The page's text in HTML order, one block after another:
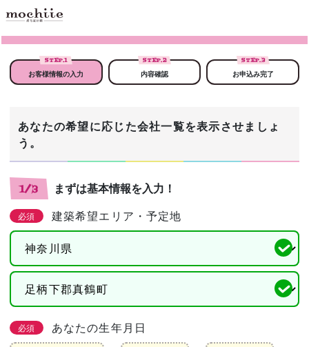
STEP.1
お客様情報の入力
STEP.2
内容確認
STEP.3
お申込み完了
あなたの希望に応じた会社一覧を表示させましょ
う。
1/3 まずは基本情報を入力！
必須 建築希望エリア・予定地
必須 あなたの生年月日